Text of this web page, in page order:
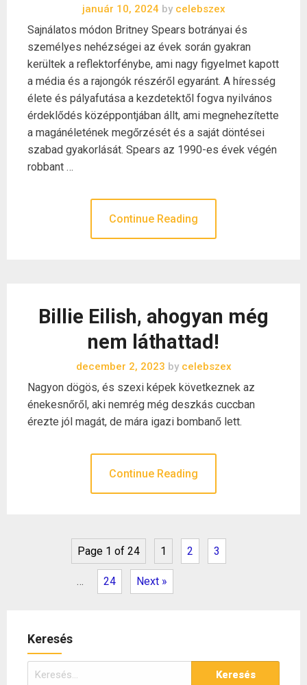
január 10, 2024 bycelebszex
Sajnálatos módon Britney Spears botrányai és
személyes nehézségei az évek során gyakran
kerültek a reflektorfénybe, ami nagy figyelmet kapott
a média és a rajongók részéről egyaránt. A híresség
élete és pályafutása a kezdetektől fogva nyilvános
érdeklődés középpontjában állt, ami megnehezítette
a magánéletének megőrzését és a saját döntései
szabad gyakorlását. Spears az 1990-es évek végén
robbant …
Continue Reading
Billie Eilish, ahogyan még
nem láthattad!
december 2, 2023 bycelebszex
Nagyon dögös, és szexi képek következnek az
énekesnőről, aki nemrég még deszkás cuccban
érezte jól magát, de mára igazi bombanő lett.
Continue Reading
Page 1 of 24 1 2 3
… 24 Next »
Keresés
Keresés: